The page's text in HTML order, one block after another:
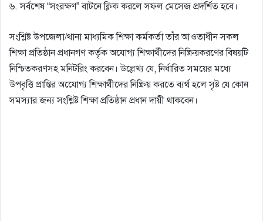
৬. সর্বশেষ “সংরক্ষণ” বাটনে ক্লিক করলে সফল মেসেজ প্রদর্শিত হবে।
সংশ্লিষ্ট উপজেলা/থানা মাধ্যমিক শিক্ষা কর্মকর্তা তাঁর আওতাধীন সকল
শিক্ষা প্রতিষ্ঠান প্রধানগণ কর্তৃক অযােগ্য শিক্ষার্থীদের নিষ্ক্রিয়করণের বিষয়টি
নিশ্চিতকরণসহ মনিটরিং করবেন। উল্লেখ্য যে, নির্ধারিত সময়ের মধ্যে
উপবৃত্তি প্রাপ্তির অযোেগ্য শিক্ষার্থীদের নিষ্ক্রিয় করতে ব্যর্থ হলে সৃষ্ট যে কোন
সমস্যার জন্য সংশ্লিষ্ট শিক্ষা প্রতিষ্ঠান প্রধান দায়ী থাকবেন।